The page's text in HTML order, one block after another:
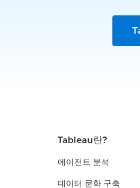
Tableau란?
에이전트 분석
데이터 문화 구축